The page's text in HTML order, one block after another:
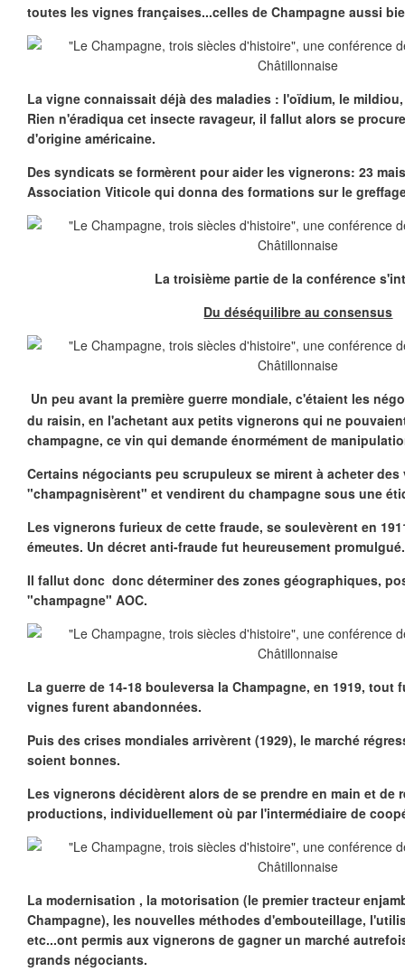
toutes les vignes françaises...celles de Champagne aussi
La vigne connaissait déjà des maladies : l'oïdium, le
Rien n'éradiqua cet insecte ravageur, il fallut alors se
d'origine américaine.
Des syndicats se formèrent pour aider les vignerons: 23
Association Viticole qui donna des formations sur le
La troisième partie de la conférence
Du déséquilibre au consensus
Un peu avant la première guerre mondiale, c'étaient les
du raisin, en l'achetant aux petits vignerons qui ne
champagne, ce vin qui demande énormément de
Certains négociants peu scrupuleux se mirent à acheter
"champagnisèrent" et vendirent du champagne sous une
Les vignerons furieux de cette fraude, se soulevèrent en
émeutes. Un décret anti-fraude fut heureusement promulgué.
Il fallut donc donc déterminer des zones géographiques,
"champagne" AOC.
La guerre de 14-18 bouleversa la Champagne, en 1919, tout
vignes furent abandonnées.
Puis des crises mondiales arrivèrent (1929), le marché
soient bonnes.
Les vignerons décidèrent alors de se prendre en main et de
productions, individuellement où par l'intermédiaire de
La modernisation , la motorisation (le premier tracteur
Champagne), les nouvelles méthodes d'embouteillage,
etc...ont permis aux vignerons de gagner un marché
grands négociants.